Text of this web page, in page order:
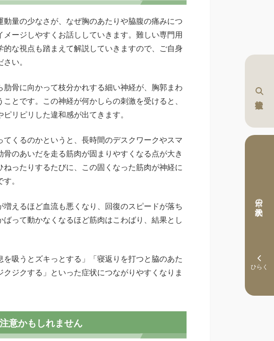
本日の予約状況
量の少なさが、なぜ胸のあたりや脇腹の痛みにつ
ージしやすくお話ししていきます。難しい専門用
な視点も踏まえて解説していきますので、ご自身
い。
骨に向かって枝分かれする細い神経が、胸郭まわ
とです。この神経が何かしらの刺激を受けると、
リピリした違和感が出てきます。
くるのかというと、長時間のデスクワークやスマ
のあいだを走る筋肉が固まりやすくなる点が大き
ったりするたびに、この固くなった筋肉が神経に
。
えるほど血流も悪くなり、回復のスピードが落ち
って動かなくなるほど筋肉はこわばり、結果とし
吸うとズキっとする」「寝返りを打つと脇のあた
ジクする」といった症状につながりやすくなりま
意かもしれません